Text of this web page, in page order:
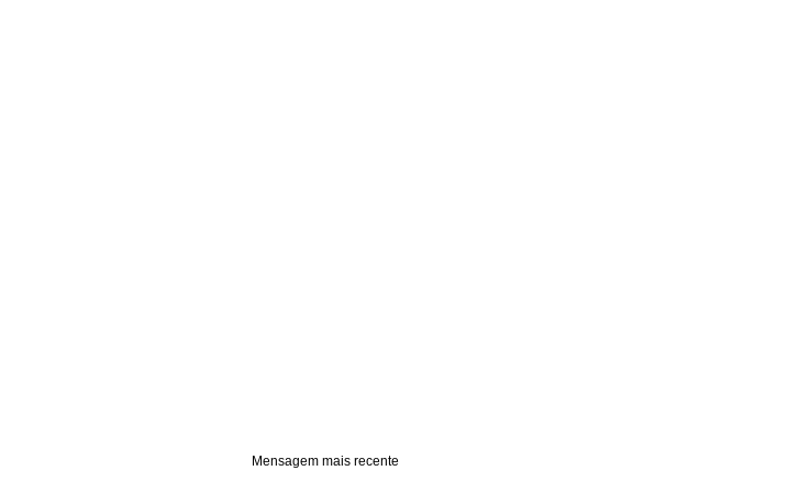
Mensagem mais recente